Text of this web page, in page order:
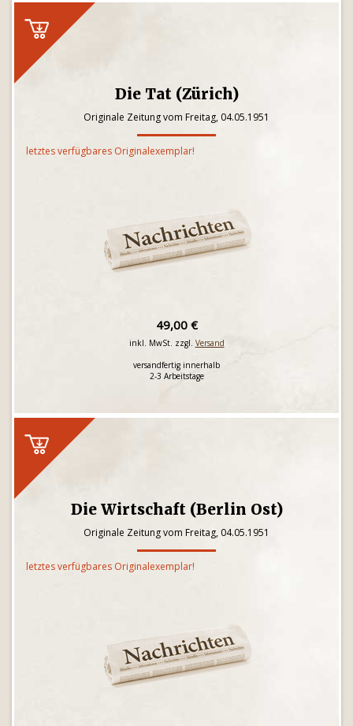
Die Tat (Zürich)
Originale Zeitung vom Freitag, 04.05.1951
letztes verfügbares Originalexemplar!
49,00 €
inkl. MwSt. zzgl. Versand
versandfertig innerhalb
2-3 Arbeitstage
Die Wirtschaft (Berlin Ost)
Originale Zeitung vom Freitag, 04.05.1951
letztes verfügbares Originalexemplar!